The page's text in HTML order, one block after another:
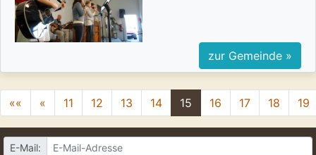
zur Gemeinde »
«« « 11 12 13 14 15 16 17 18 19
E-Mail: